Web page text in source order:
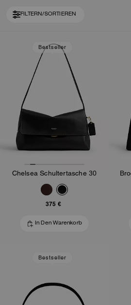
FILTERN/SORTIEREN
Loaded 10 more products,
Bestseller
Chelsea Schultertasche 30
375 €
In Den Warenkorb
Bestseller